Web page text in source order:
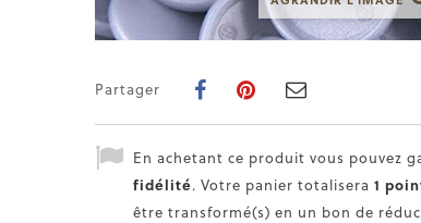
Partager
En achetant ce produit vous pouvez
fidélité. Votre panier totalisera 1
être transformé(s) en un bon de